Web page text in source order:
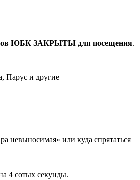
ЮБК ЗАКРЫТЫ для посещения.
Парус и другие
невыносимая» или куда спрятаться
4 сотых секунды.